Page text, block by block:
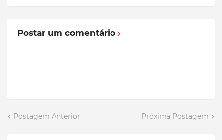
Postar um comentário
Postagem Anterior Próxima Postagem